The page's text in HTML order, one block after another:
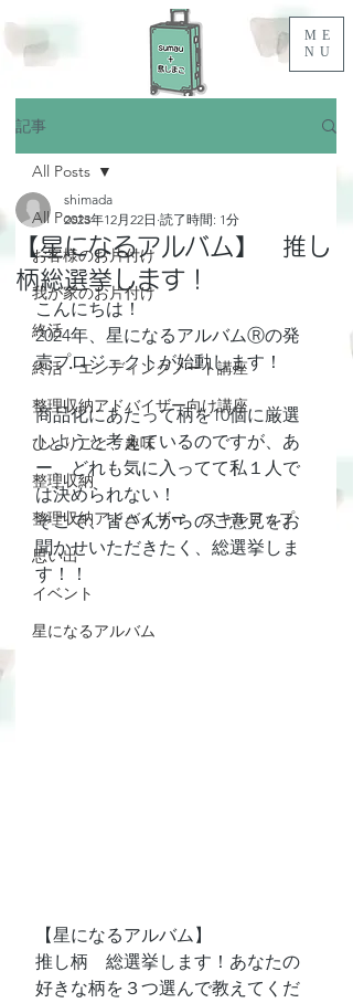
ME
NU
記事
All Posts
お客様のお片付け
我が家のお片付け
終活
終活・エンディングノート講座
整理収納アドバイザー向け講座
ひとりごと、趣味
整理収納
整理収納アドバイザー スキルアップ
思い出
イベント
星になるアルバム
All Posts
【星になるアルバム】 推し
柄総選挙します！
shimada
2023年12月22日 読了時間: 1分
こんにちは！
2024年、星になるアルバムⓇの発
売プロジェクトが始動します！
商品化にあたって柄を10個に厳選
しようと考えているのですが、あ
ー、どれも気に入ってて私１人で
は決められない！
そこで、皆さんからのご意見をお
聞かせいただきたく、総選挙しま
す！！
【星になるアルバム】
推し柄　総選挙します！あなたの
好きな柄を３つ選んで教えてくだ